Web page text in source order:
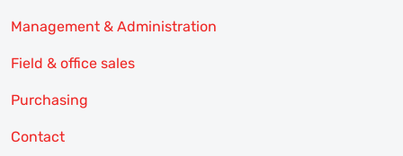
Management & Administration
Field & office sales
Purchasing
Contact